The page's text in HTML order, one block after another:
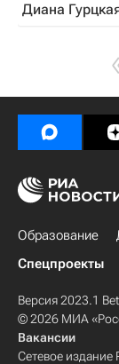
Диана
Образование
Спецпроекты
Версия 2023.1
© 2026 МИА
Вакансии
Сетевое издание